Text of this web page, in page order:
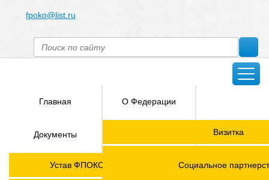
fpoko@list.ru
Главная О Федерации
Визитка
Документы
Устав ФПОКО с изменениями от 2026 года
Социальное
Членские